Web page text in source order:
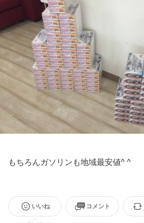
もちろんガソリンも地域最安値^ ^
いいね コメント